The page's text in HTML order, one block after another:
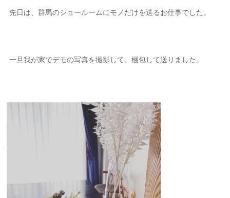
先日は、群馬のショールームにモノだけを送るお仕事でした。
一旦我が家でデモの写真を撮影して、梱包して送りました。